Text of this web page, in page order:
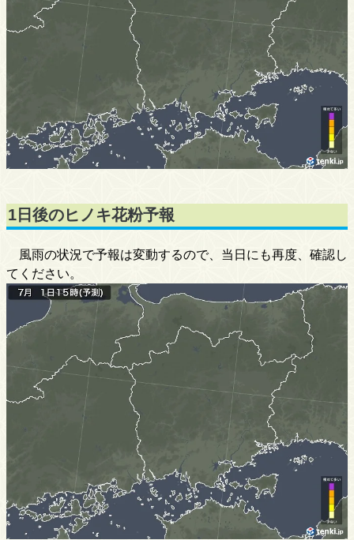
1日後のヒノキ花粉予報
風雨の状況で予報は変動するので、当日にも再度、確認し
てください。